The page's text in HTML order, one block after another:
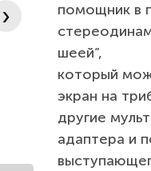
›
помощник в
шеей”,
который
экран на
другие
адаптера и